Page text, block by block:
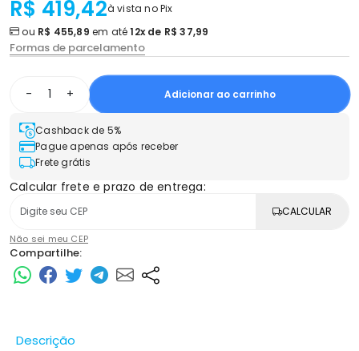
R$ 419,42à vista no Pix
ou R$ 455,89 em até12x de R$ 37,99
Formas de parcelamento
- + Adicionar ao carrinho
Cashback de 5%
Pague apenas após receber
Frete grátis
Calcular frete e prazo de entrega:
CALCULAR
Não sei meu CEP
Compartilhe:
Descrição